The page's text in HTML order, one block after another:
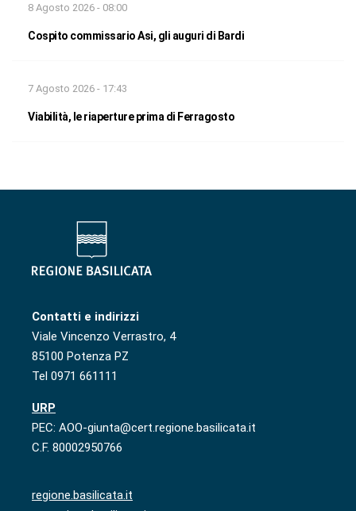
8 Agosto 2026 - 08:00
Cospito commissario Asi, gli auguri di Bardi
7 Agosto 2026 - 17:43
Viabilità, le riaperture prima di Ferragosto
Contatti e indirizzi
Viale Vincenzo Verrastro, 4
85100 Potenza PZ
Tel 0971 661111
URP
PEC: AOO-giunta@cert.regione.basilicata.it
C.F. 80002950766
regione.basilicata.it